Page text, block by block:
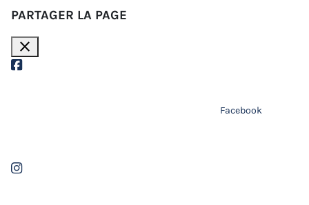
PARTAGER LA PAGE
close
Facebook